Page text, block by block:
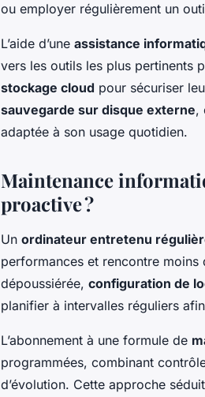
ou employer régulièrement un
L’aide d’une assistance
vers les outils les plus pertinents
stockage cloud pour sécuriser
sauvegarde sur disque externe,
adaptée à son usage quotidien.
Maintenance
proactive ?
Un ordinateur entretenu
performances et rencontre
dépoussiérée, configuration de
planifier à intervalles réguliers
L’abonnement à une formule de
programmées, combinant
d’évolution. Cette approche